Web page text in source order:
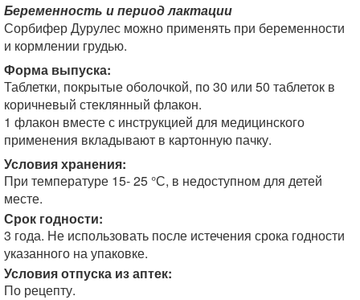
Беременность и период лактации
Сорбифер Дурулес можно применять при беременности
и кормлении грудью.
Форма выпуска:
Таблетки, покрытые оболочкой, по 30 или 50 таблеток в
коричневый стеклянный флакон.
1 флакон вместе с инструкцией для медицинского
применения вкладывают в картонную пачку.
Условия хранения:
При температуре 15- 25 °С, в недоступном для детей
месте.
Срок годности:
3 года. Не использовать после истечения срока годности
указанного на упаковке.
Условия отпуска из аптек:
По рецепту.